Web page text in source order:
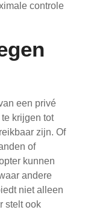
controle
een privé
krijgen tot
zijn. Of
of
kunnen
andere
niet alleen
stelt ook